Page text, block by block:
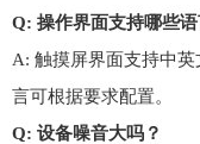
Q: 操作界面支持哪些语
A: 触摸屏界面支持中
言可根据要求配置。
Q: 设备噪音大吗？